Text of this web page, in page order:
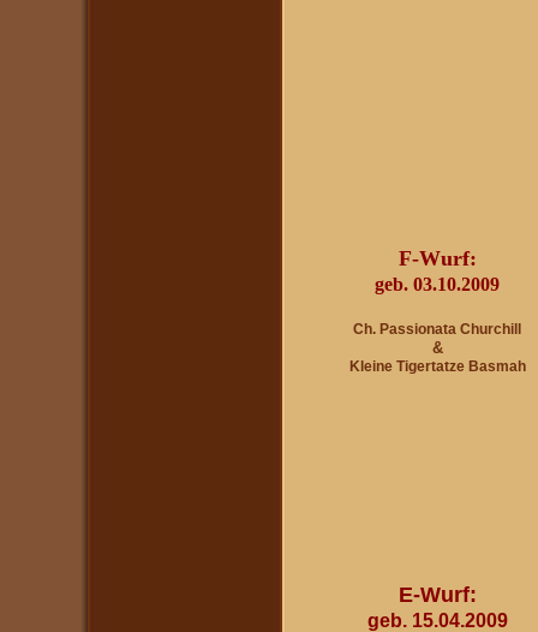
F-Wurf:
geb. 03.10.2009
Ch. Passionata Churchill
&
Kleine Tigertatze Basmah
E-Wurf:
geb. 15.04.2009